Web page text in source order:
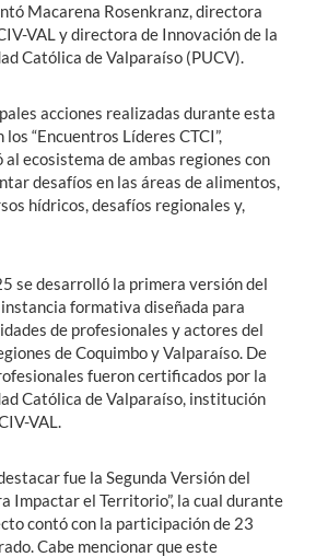
Macarena Rosenkranz, directora
VAL y directora de Innovación de la
Católica de Valparaíso (PUCV).
acciones realizadas durante esta
“Encuentros Líderes CTCI”,
ecosistema de ambas regiones con
desafíos en las áreas de alimentos,
hídricos, desafíos regionales y,
se desarrolló la primera versión del
formativa diseñada para
de profesionales y actores del
de Coquimbo y Valparaíso. De
fueron certificados por la
Católica de Valparaíso, institución
VAL.
fue la Segunda Versión del
Impactar el Territorio”, la cual durante
contó con la participación de 23
Cabe mencionar que este